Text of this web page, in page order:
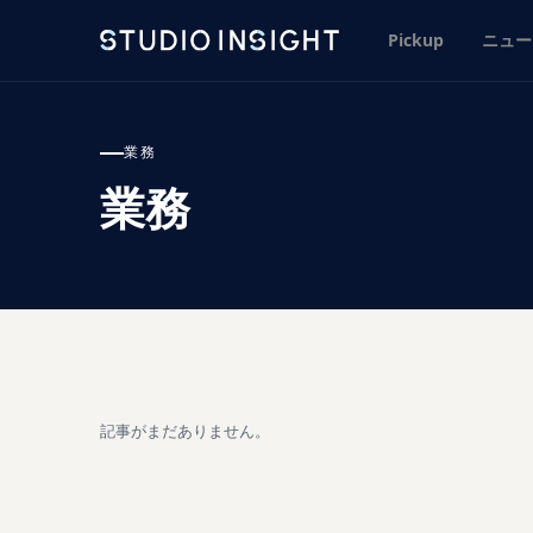
Pickup ニュ
業務
業務
記事がまだありません。